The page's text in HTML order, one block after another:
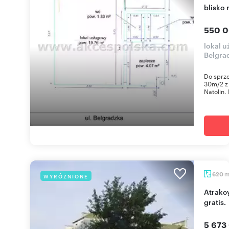
blisko
550
lokal
Do
30m/2
Natolin.
WYRÓŻNIONE 620 m
Atrakcyjny lokal biurowy 620 m2 z parkingiem
gratis.
5 673